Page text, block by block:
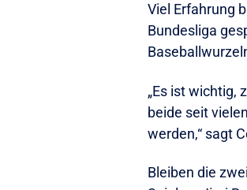
Viel Erfahrung
Bundesliga
„Es ist wichtig,
beide seit
werden,“ sagt
Bleiben die